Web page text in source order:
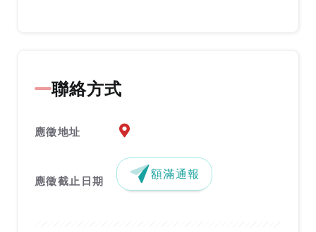
聯絡方式
應徵地址 應徵地址地圖『另開新視窗』
應徵截止日期 額滿通報